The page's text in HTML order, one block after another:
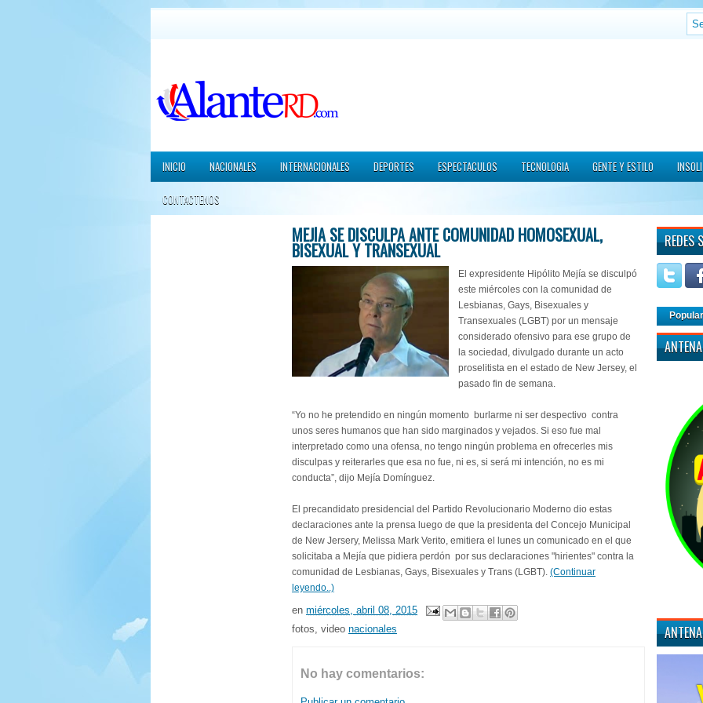
INICIO NACIONALES INTERNACIONALES DEPORTES ESPECTACULOS TECNOLOGIA GENTE Y ESTILO
CONTACTENOS
MEJÍA SE DISCULPA ANTE COMUNIDAD HOMOSEXUAL,
BISEXUAL Y TRANSEXUAL
El expresidente Hipólito Mejía se disculpó
este miércoles con la comunidad de
Lesbianas, Gays, Bisexuales y
Transexuales (LGBT) por un mensaje
considerado ofensivo para ese grupo de
la sociedad, divulgado durante un acto
proselitista en el estado de New Jersey, el
pasado fin de semana.
“Yo no he pretendido en ningún momento burlarme ni ser despectivo contra
unos seres humanos que han sido marginados y vejados. Si eso fue mal
interpretado como una ofensa, no tengo ningún problema en ofrecerles mis
disculpas y reiterarles que esa no fue, ni es, si será mi intención, no es mi
conducta”, dijo Mejía Domínguez.
El precandidato presidencial del Partido Revolucionario Moderno dio estas
declaraciones ante la prensa luego de que la presidenta del Concejo Municipal
de New Jersery, Melissa Mark Verito, emitiera el lunes un comunicado en el que
solicitaba a Mejía que pidiera perdón por sus declaraciones "hirientes" contra la
comunidad de Lesbianas, Gays, Bisexuales y Trans (LGBT). (Continuar
leyendo..)
en miércoles, abril 08, 2015
fotos, video nacionales
No hay comentarios:
REDES
Popular